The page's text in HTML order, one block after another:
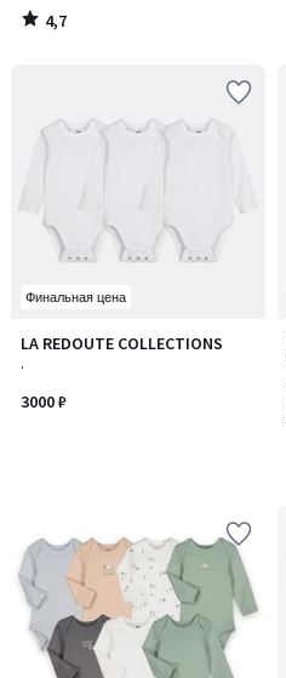
4,7
/
Финальная цена
LA REDOUTE COLLECTIONS
.
3000 ₽